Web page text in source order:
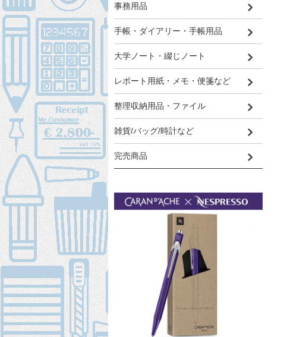
事務用品
手帳・ダイアリー・手帳用品
大学ノート・綴じノート
レポート用紙・メモ・便箋など
整理収納用品・ファイル
雑貨/バッグ/時計など
完売商品